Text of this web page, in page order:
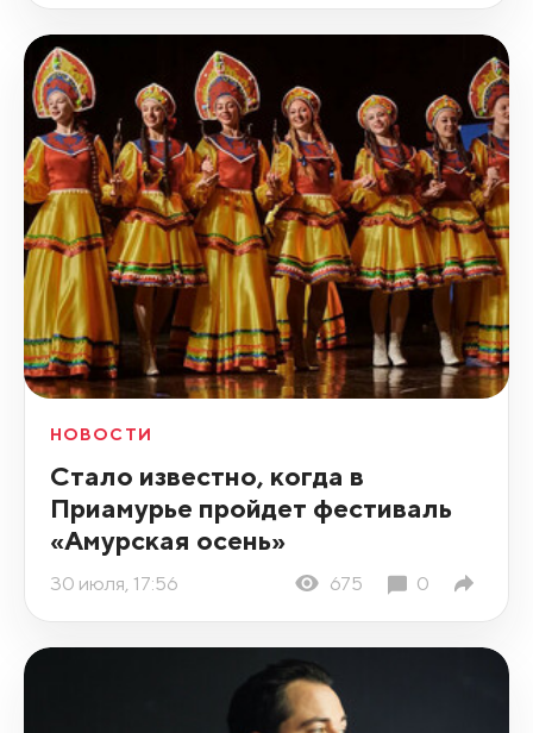
НОВОСТИ
Стало известно, когда в
Приамурье пройдет фестиваль
«Амурская осень»
30 июля, 17:56 675 0